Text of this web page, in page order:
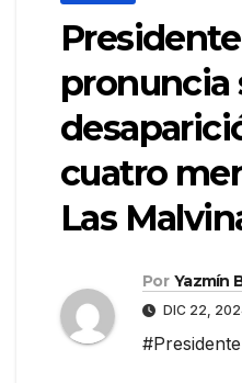
pronuncia
cuatro
Las
Por Yazmín
DIC 22,